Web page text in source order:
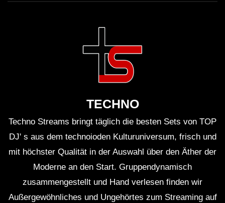
TECHNO
Techno Streams bringt täglich die besten Sets von TOP
DJ' s aus dem technoioden Kulturuniversum, frisch und
mit höchster Qualität in der Auswahl über den Äther der
Moderne an den Start. Gruppendynamisch
zusammengestellt und Hand verlesen finden wir
Außergewöhnliches und Ungehörtes zum Streaming auf